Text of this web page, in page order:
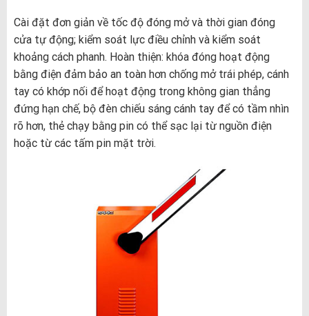
Cài đặt đơn giản về tốc độ đóng mở và thời gian đóng
cửa tự động; kiểm soát lực điều chỉnh và kiểm soát
khoảng cách phanh. Hoàn thiện: khóa đóng hoạt động
bằng điện đảm bảo an toàn hơn chống mở trái phép, cánh
tay có khớp nối để hoạt động trong không gian thẳng
đứng hạn chế, bộ đèn chiếu sáng cánh tay để có tầm nhìn
rõ hơn, thẻ chạy bằng pin có thể sạc lại từ nguồn điện
hoặc từ các tấm pin mặt trời.